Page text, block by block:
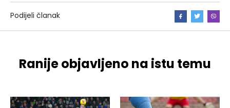
Podijeli članak
Ranije objavljeno na istu temu